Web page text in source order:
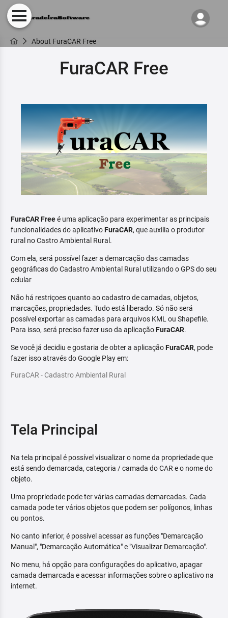
About FuraCAR Free
FuraCAR Free
FuraCAR Freeé uma aplicação para experimentar as principais
funcionalidades do aplicativoFuraCAR, que auxilia o produtor
rural no Castro Ambiental Rural.
Com ela, será possível fazer a demarcação das camadas
geográficas do Cadastro Ambiental Rural utilizando o GPS do seu
celular
Não há restriçoes quanto ao cadastro de camadas, objetos,
marcações, propriedades. Tudo está liberado. Só não será
possível exportar as camadas para arquivos KML ou Shapefile.
Para isso, será preciso fazer uso da aplicaçãoFuraCAR.
Se você já decidiu e gostaria de obter a aplicaçãoFuraCAR, pode
fazer isso através do Google Play em:
FuraCAR - Cadastro Ambiental Rural
Tela Principal
Na tela principal é possível visualizar o nome da propriedade que
está sendo demarcada, categoria / camada do CAR e o nome do
objeto.
Uma propriedade pode ter várias camadas demarcadas. Cada
camada pode ter vários objetos que podem ser polígonos, linhas
ou pontos.
No canto inferior, é possível acessar as funções "Demarcação
Manual", "Demarcação Automática" e "Visualizar Demarcação".
No menu, há opção para configurações do aplicativo, apagar
camada demarcada e acessar informações sobre o aplicativo na
internet.